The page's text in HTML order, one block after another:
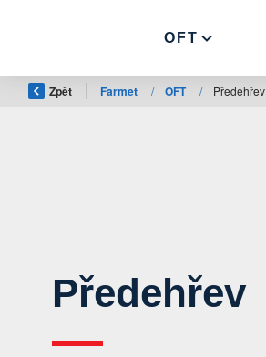
OFT
Zpět Farmet / OFT / Předehřev
Předehřev